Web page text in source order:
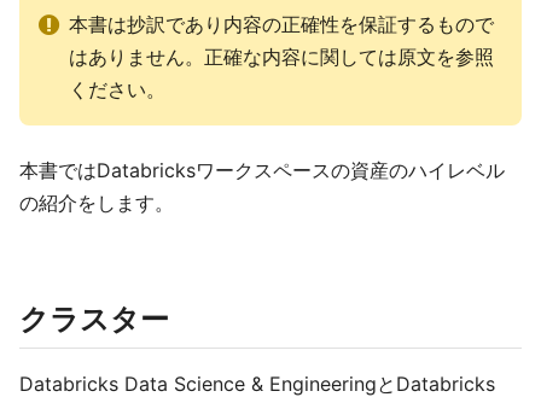
本書は抄訳であり内容の正確性を保証するもので
はありません。正確な内容に関しては原文を参照
ください。
本書ではDatabricksワークスペースの資産のハイレベル
の紹介をします。
クラスター
Databricks Data Science & EngineeringとDatabricks